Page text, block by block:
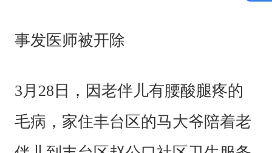
事发医师被开除
3月28日，因老伴儿有腰酸腿疼的
毛病，家住丰台区的马大爷陪着老